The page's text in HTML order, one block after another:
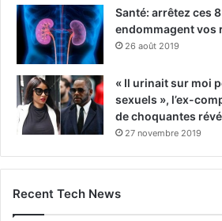
Santé: arrêtez ces
endommagent vos
26 août 2019
« Il urinait sur moi
sexuels », l’ex-
de choquantes
27 novembre 2019
Recent Tech News